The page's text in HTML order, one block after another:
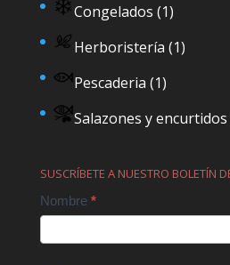
Congelados (1)
Herboristería (1)
Pescaderia (1)
Salazones y encurtidos
SUSCRÍBETE A NUESTRO BOLETÍN
Contact
Nombre *